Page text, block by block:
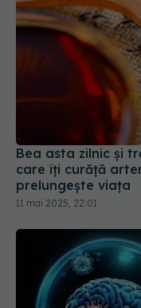
Bea asta zilnic și
care îți curăță
prelungește viața
11 mai 2025, 22:01